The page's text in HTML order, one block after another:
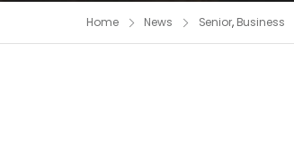
Home News Senior, Business